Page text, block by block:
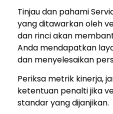
Tinjau dan pahami
yang ditawarkan oleh
dan rinci akan
Anda mendapatkan
dan menyelesaikan
Periksa metrik kinerja,
ketentuan penalti jika
standar yang dijanjikan.